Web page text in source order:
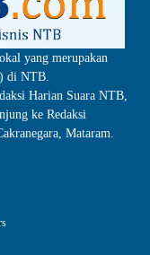
yang merupakan
di NTB.
Harian Suara NTB,
ke Redaksi
Mataram.